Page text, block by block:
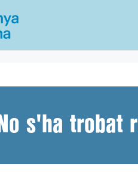
No s'ha trobat